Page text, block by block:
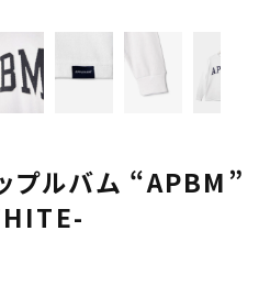
プルバム “APBM”